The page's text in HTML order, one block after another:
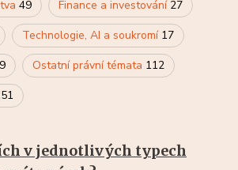
49 Finance a investování 27
Technologie, AI a soukromí 17
Ostatní právní témata 112
v jednotlivých typech